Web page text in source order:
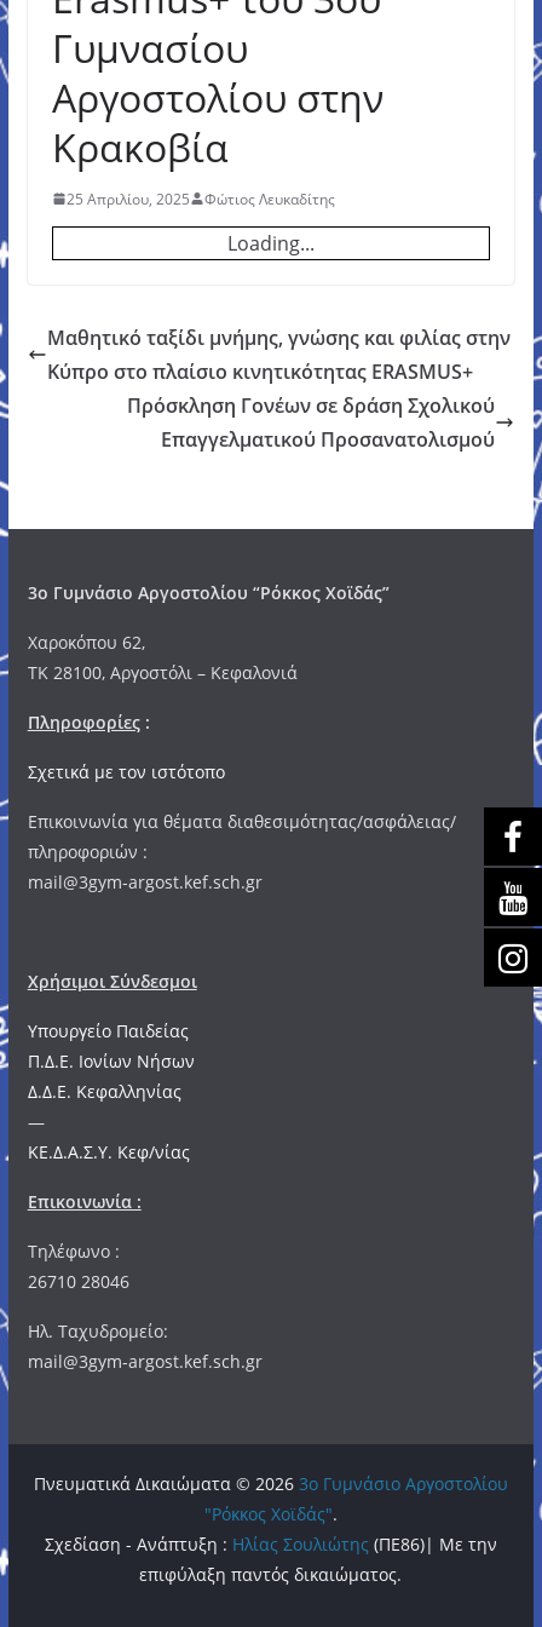
Γυμνασίου
Αργοστολίου στην
Κρακοβία
25 Απριλίου, 2025 Φώτιος Λευκαδίτης
Loading...
Μαθητικό ταξίδι μνήμης, γνώσης και φιλίας στην
Κύπρο στο πλαίσιο κινητικότητας ERASMUS+
Πρόσκληση Γονέων σε δράση Σχολικού
Επαγγελματικού Προσανατολισμού
3o Γυμνάσιο Αργοστολίου “Ρόκκος Χοϊδάς”
Χαροκόπου 62,
ΤΚ 28100, Αργοστόλι – Κεφαλονιά
Πληροφορίες:
Σχετικά με τον ιστότοπο
Επικοινωνία για θέματα διαθεσιμότητας/ασφάλειας/
πληροφοριών :
mail@3gym-argost.kef.sch.gr
Χρήσιμοι Σύνδεσμοι
Υπουργείο Παιδείας
Π.Δ.Ε. Ιονίων Νήσων
Δ.Δ.Ε. Κεφαλληνίας
—
ΚΕ.Δ.Α.Σ.Υ. Κεφ/νίας
Επικοινωνία :
Τηλέφωνο :
26710 28046
Ηλ. Ταχυδρομείο:
mail@3gym-argost.kef.sch.gr
Πνευματικά Δικαιώματα © 2026 3o Γυμνάσιο Αργοστολίου
"Ρόκκος Χοϊδάς".
Σχεδίαση - Ανάπτυξη : Ηλίας Σουλιώτης (ΠΕ86)| Με την
επιφύλαξη παντός δικαιώματος.